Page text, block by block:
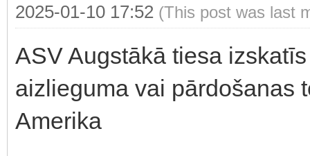
2025-01-10 17:52 (This post was last
ASV Augstākā tiesa
aizlieguma vai pārdošanas
Amerika